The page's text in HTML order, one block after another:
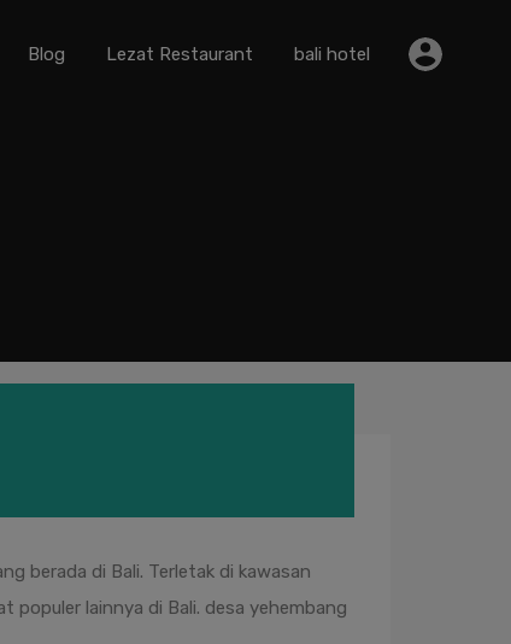
Blog Lezat Restaurant bali hotel
berada di Bali. Terletak di kawasan
lainnya di Bali. desa yehembang